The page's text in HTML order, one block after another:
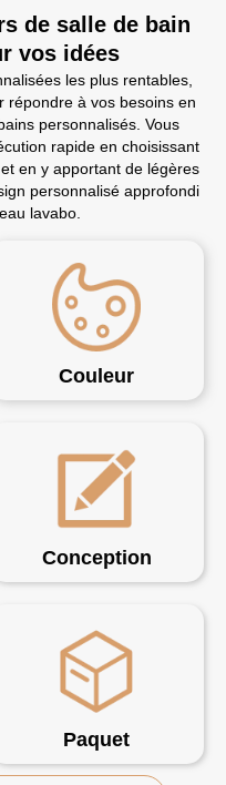
de salle de bain
vos idées
les plus rentables,
répondre à vos besoins en
personnalisés. Vous
rapide en choisissant
en y apportant de légères
personnalisé approfondi
lavabo.
Couleur
Conception
Paquet